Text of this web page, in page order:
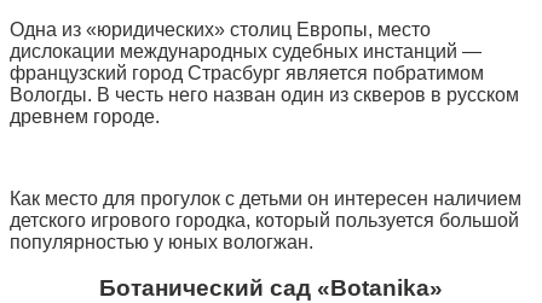
Одна из «юридических» столиц Европы, место
дислокации международных судебных инстанций —
французский город Страсбург является побратимом
Вологды. В честь него назван один из скверов в русском
древнем городе.
Как место для прогулок с детьми он интересен наличием
детского игрового городка, который пользуется большой
популярностью у юных вологжан.
Ботанический сад «Botanikа»